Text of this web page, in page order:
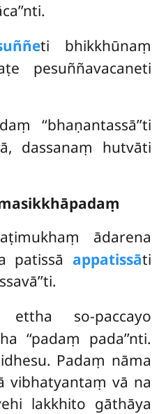
ti bhikkhūnaṃ
pesuññavacaneti
‘‘bhaṇantassā’’ti
dassanaṃ hutvāti
ādarena
patissā appatissāti
ettha so-paccayo
‘‘padaṃ pada’’nti.
Padaṃ nāma
vibhatyantaṃ vā na
lakkhito gāthāya